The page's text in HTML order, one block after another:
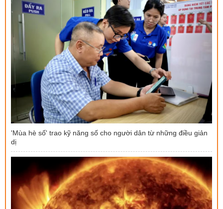
'Mùa hè số' trao kỹ năng số cho người dân từ những điều giản
dị